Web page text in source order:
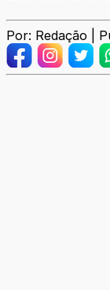
Por: Redação |